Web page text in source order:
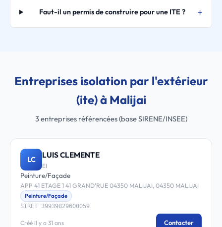
Faut-il un permis de construire pour une ITE ?
Entreprises isolation par l'extérieur
(ite) à Malijai
3 entreprises référencées (base SIRENE/INSEE)
LC LUIS CLEMENTE
EI
Peinture/Façade
APP 41 ETAGE 1 41 GRAND'RUE 04350 MALIJAI, 04350 MALIJAI
Peinture/Façade
SIRET 39939829600059
Créé il y a 31 ans Contacter